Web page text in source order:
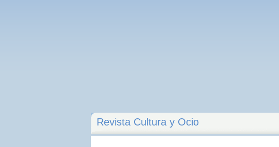
Revista Cultura y Ocio